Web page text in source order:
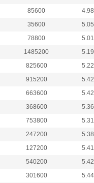
85600
35600
78800
1485200
825600
915200
663600
368600
753800
247200
127200
540200
301600